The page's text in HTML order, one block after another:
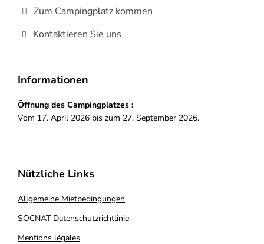
Zum Campingplatz kommen
Kontaktieren Sie uns
Informationen
Öffnung des Campingplatzes :
Vom 17. April 2026 bis zum 27. September 2026.
Nützliche Links
Allgemeine Mietbedingungen
SOCNAT Datenschutzrichtlinie
Mentions légales